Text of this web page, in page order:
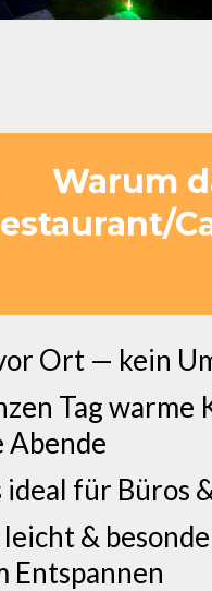
Warum
Ort — kein
Tag
Abende
für Büros
&
Entspannen